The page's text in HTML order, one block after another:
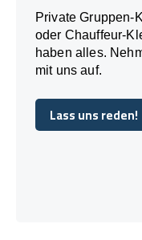
Private Gruppen-
oder Chauffeur-
haben alles.
mit uns auf.
Lass uns reden!
Lass uns reden!